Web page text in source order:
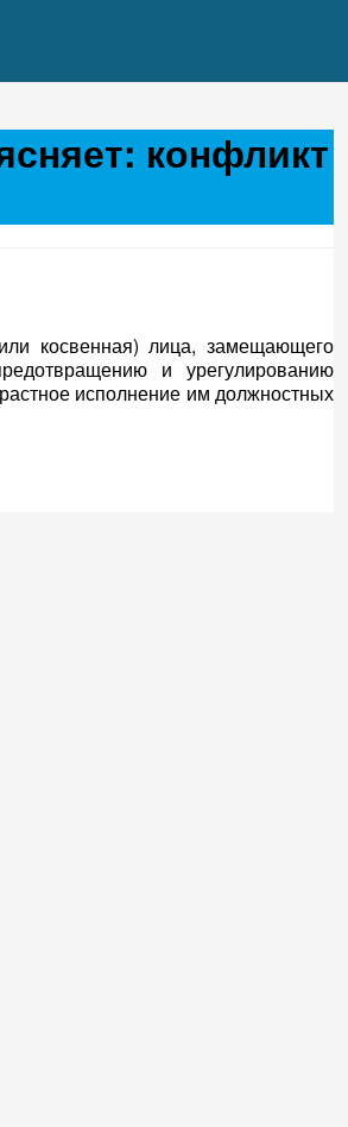
конфликт
косвенная) лица, замещающего
и урегулированию
исполнение им должностных